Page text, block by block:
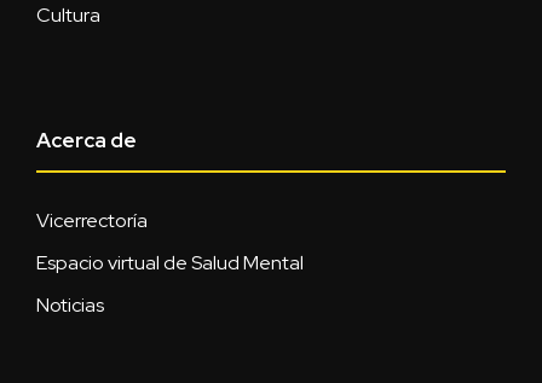
Cultura
Acerca de
Vicerrectoría
Espacio virtual de Salud Mental
Noticias